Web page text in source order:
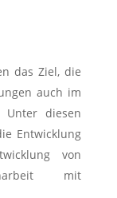
das Ziel, die
auch im
Unter diesen
Entwicklung
von
mit